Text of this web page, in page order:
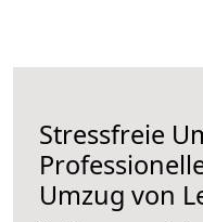
Stressfreie
Umzug von